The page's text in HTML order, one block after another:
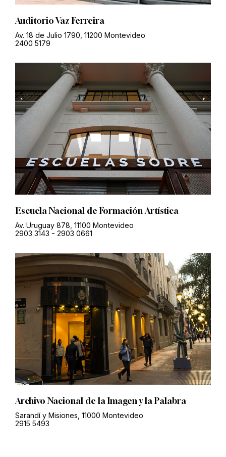
Auditorio Vaz Ferreira
Av. 18 de Julio 1790, 11200 Montevideo
2400 5179
Escuela Nacional de Formación Artística
Av. Uruguay 878, 11100 Montevideo
2903 3143 - 2903 0661
Archivo Nacional de la Imagen y la Palabra
Sarandí y Misiones, 11000 Montevideo
2915 5493